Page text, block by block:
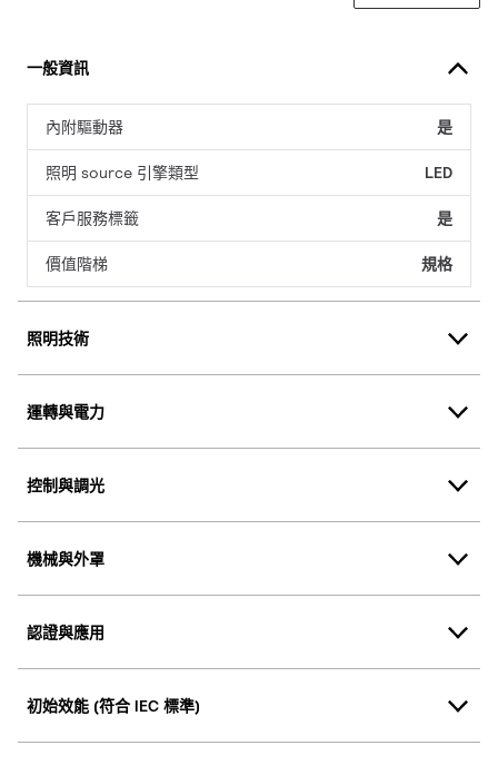
一般資訊
內附驅動器 是
照明 source 引擎類型 LED
客戶服務標籤 是
價值階梯 規格
照明技術
運轉與電力
控制與調光
機械與外罩
認證與應用
初始效能 (符合 IEC 標準)